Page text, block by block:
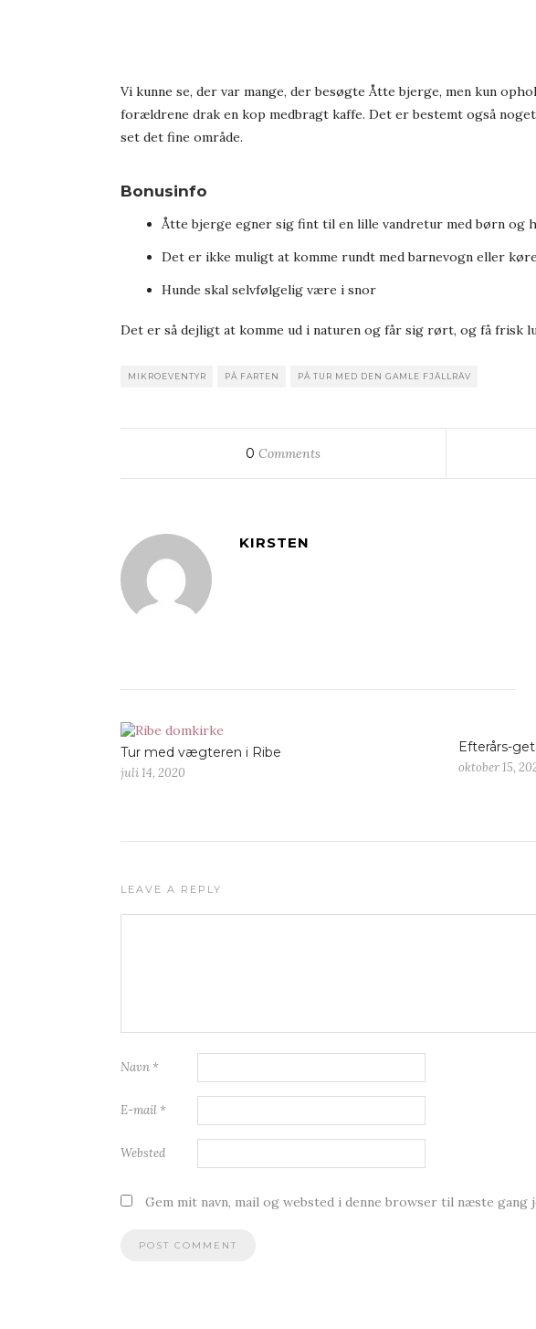
Vi kunne se, der var mange, der besøgte Åtte bjerge, men kun
forældrene drak en kop medbragt kaffe. Det er bestemt også
set det fine område.
Bonusinfo
Åtte bjerge egner sig fint til en lille vandretur med børn og
Det er ikke muligt at komme rundt med barnevogn eller
Hunde skal selvfølgelig være i snor
Det er så dejligt at komme ud i naturen og får sig rørt, og få frisk
MIKROEVENTYR PÅ FARTEN PÅ TUR MED DEN GAMLE FJÄLLRÄV
0 Comments
KIRSTEN
Tur med vægteren i Ribe
juli 14, 2020
Efterårs-
oktober 15,
LEAVE A REPLY
Navn *
E-mail *
Websted
Gem mit navn, mail og websted i denne browser til næste gang